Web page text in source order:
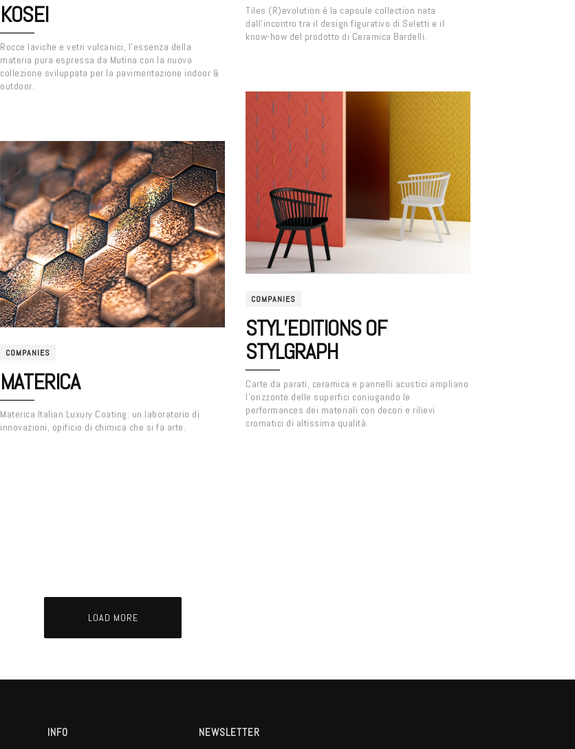
Tiles (R)evolution è la capsule collection nata
dall’incontro tra il design figurativo di Seletti e il
know-how del prodotto di Ceramica Bardelli.
KOSEI
Rocce laviche e vetri vulcanici, l’essenza della
materia pura espressa da Mutina con la nuova
collezione sviluppata per la pavimentazione indoor &
outdoor.
COMPANIES
STYL’EDITIONS OF
STYLGRAPH
Carte da parati, ceramica e pannelli acustici ampliano
l’orizzonte delle superfici coniugando le
performances dei materiali con decori e rilievi
cromatici di altissima qualità.
COMPANIES
MATERICA
Materica Italian Luxury Coating: un laboratorio di
innovazioni, opificio di chimica che si fa arte.
LOAD MORE
INFO NEWSLETTER